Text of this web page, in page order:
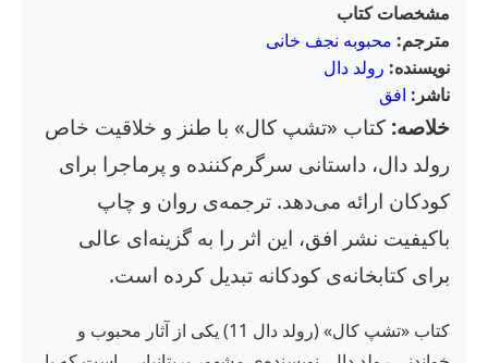
مشخصات کتاب
مترجم: محبوبه نجف خانی
نویسنده: رولد دال
ناشر: افق
خلاصه: کتاب «تشپ کال» با طنز و خلاقیت خاص
رولد دال، داستانی سرگرم‌کننده و پرماجرا برای
کودکان ارائه می‌دهد. ترجمه‌ی روان و چاپ
باکیفیت نشر افق، این اثر را به گزینه‌ای عالی
برای کتابخانه‌ی کودکانه تبدیل کرده است.
کتاب «تشپ کال» (رولد دال 11) یکی از آثار محبوب و